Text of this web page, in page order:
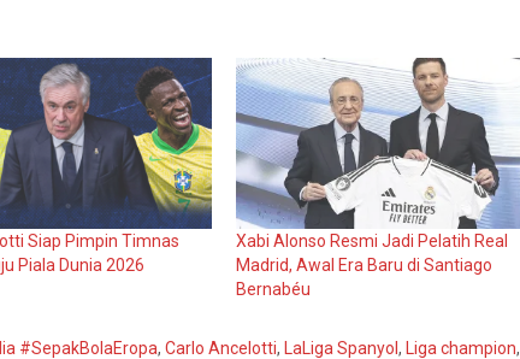
Siap Pimpin Timnas
Piala Dunia 2026
Xabi Alonso Resmi Jadi Pelatih Real
Madrid, Awal Era Baru di Santiago
Bernabéu
#SepakBolaEropa, Carlo Ancelotti, LaLiga Spanyol , Liga champion,